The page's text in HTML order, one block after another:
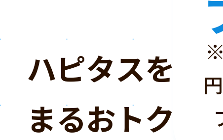
ハピタスを「
まるおトクな